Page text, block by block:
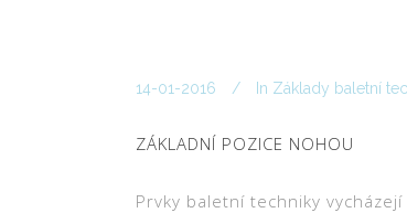
14-01-2016 In Základy baletní
ZÁKLADNÍ POZICE NOHOU
Prvky baletní techniky